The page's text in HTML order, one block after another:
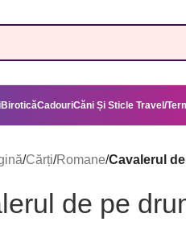
BiroticăCadouriCăni Și Sticle Travel/
/Cărți/Romane/Cavalerul
de pe